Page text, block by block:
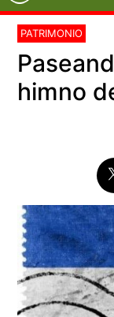
PATRIMONIO
himno